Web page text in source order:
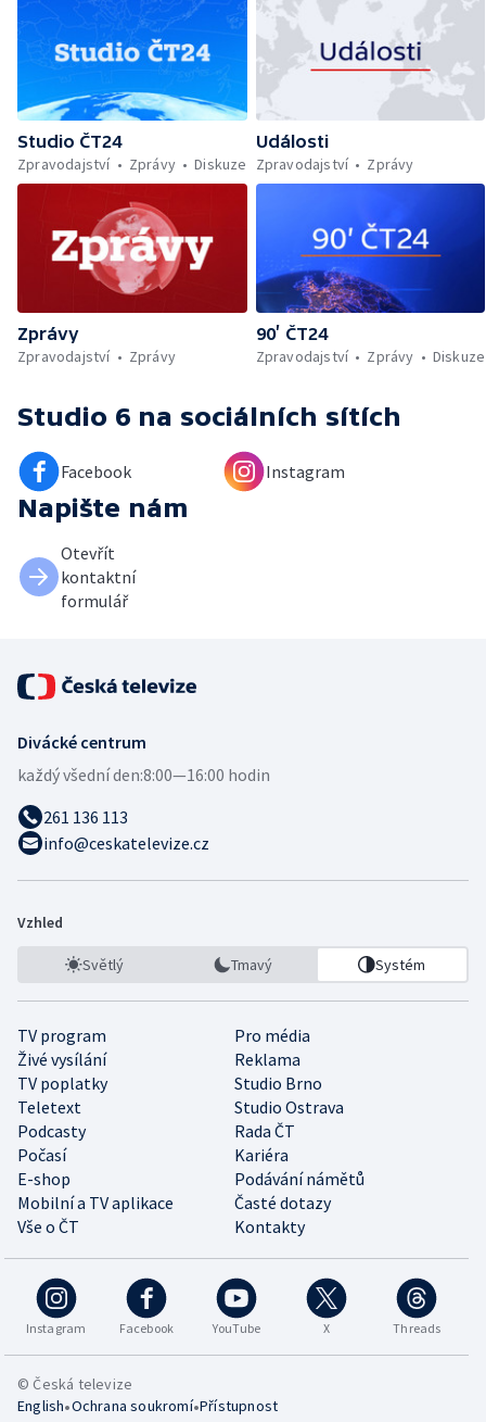
Studio ČT24
Zpravodajství
Zprávy Diskuze
Události
Zpravodajství
Zprávy
Zprávy
Zpravodajství
Zprávy
90’ ČT24
Zpravodajství
Zprávy Diskuze
Studio 6 na sociálních sítích
Facebook Instagram
Napište nám
Otevřít
kontaktní
formulář
Divácké centrum
každý všední den:8:00—16:00 hodin
261 136 113
info@ceskatelevize.cz
Vzhled
Světlý Tmavý Systém
TV program
Pro média
Živé vysílání
Reklama
TV poplatky
Studio Brno
Teletext
Studio Ostrava
Podcasty
Rada ČT
Počasí
Kariéra
E-shop
Podávání námětů
Mobilní a TV aplikace
Časté dotazy
Vše o ČT
Kontakty
Instagram Facebook YouTube X Threads
© Česká televize
English•Ochrana soukromí•Přístupnost